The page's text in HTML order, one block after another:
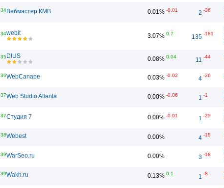
34Вебмастер КМВ 0.01% -0.01 2 -36
34webit 3.07% 0.7 135 -181
35DIUS 0.08% 0.04 11 -44
36WebCanape 0.03% -0.02 4 -26
37Web Studio Atlanta 0.00% -0.06 1 -1
37Студия 7 0.00% -0.01 1 -25
38Webest 0.00% 4 -15
39WarSeo.ru 0.00% 3 -18
39Wakh.ru 0.13% 0.1 1 -8